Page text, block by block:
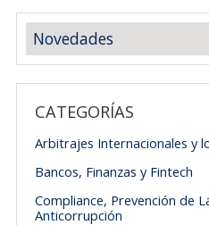
Novedades
CATEGORÍAS
Arbitrajes Internacionales y
Bancos, Finanzas y Fintech
Compliance, Prevención de
Anticorrupción